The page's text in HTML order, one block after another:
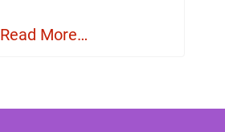
Read More…